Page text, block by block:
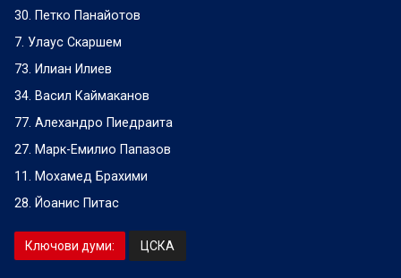
30. Петко Панайотов
7. Улаус Скаршем
73. Илиан Илиев
34. Васил Каймаканов
77. Алехандро Пиедраита
27. Марк-Емилио Папазов
11. Мохамед Брахими
28. Йоанис Питас
Ключови думи: ЦСКА